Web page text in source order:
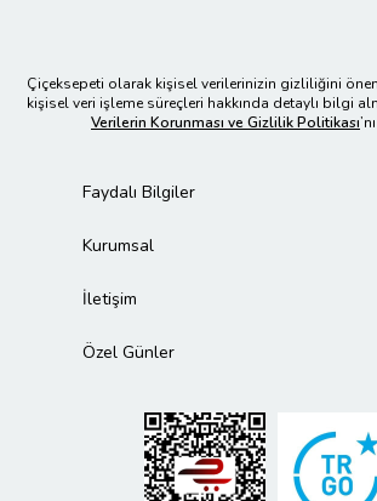
Çiçeksepeti olarak kişisel verilerinizin gizliliğini
kişisel veri işleme süreçleri hakkında detaylı bilgi
Verilerin Korunması ve Gizlilik Politikası
Faydalı Bilgiler
Kurumsal
İletişim
Özel Günler